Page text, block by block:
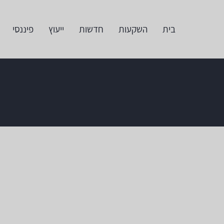
בית השקעות חדשות ייעוץ פיננסי